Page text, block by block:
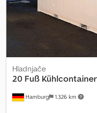
Izgled: „look box“, pod od
slagati do 8 komada,
po dogovoru, uključujući
upite, molimo da navedete
za isporuku, nakon čega
Hamburg 1.326 km
Hladnjače
20 Fuß